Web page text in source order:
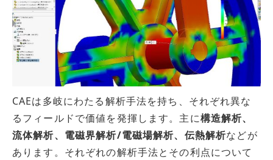
CAEは多岐にわたる解析手法を持ち、それぞれ異な
るフィールドで価値を発揮します。主に構造解析、
流体解析、電磁界解析/電磁場解析、伝熱解析などが
あります。それぞれの解析手法とその利点について